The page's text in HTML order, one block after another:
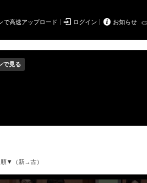
で高速アップロード  ログイン  お知らせ
で見る
▼（新→古）